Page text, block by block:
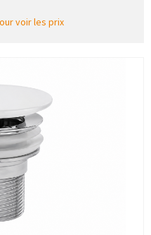
voir les prix